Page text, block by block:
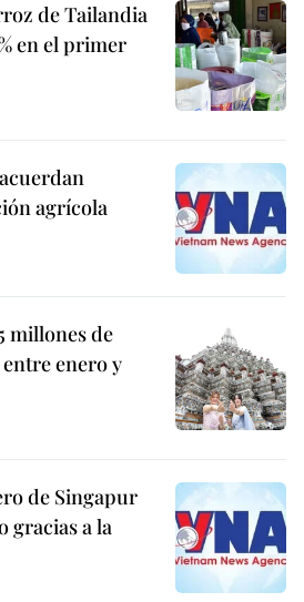
de Tailandia
en el primer
agrícola
millones de
enero y
de Singapur
gracias a la